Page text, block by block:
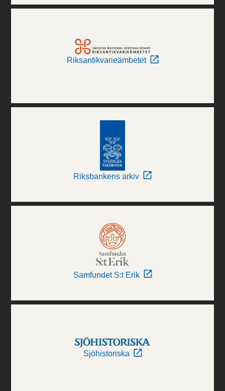
Riksantikvarieämbetet
Riksbankens arkiv
Samfundet S:t Erik
Sjöhistoriska